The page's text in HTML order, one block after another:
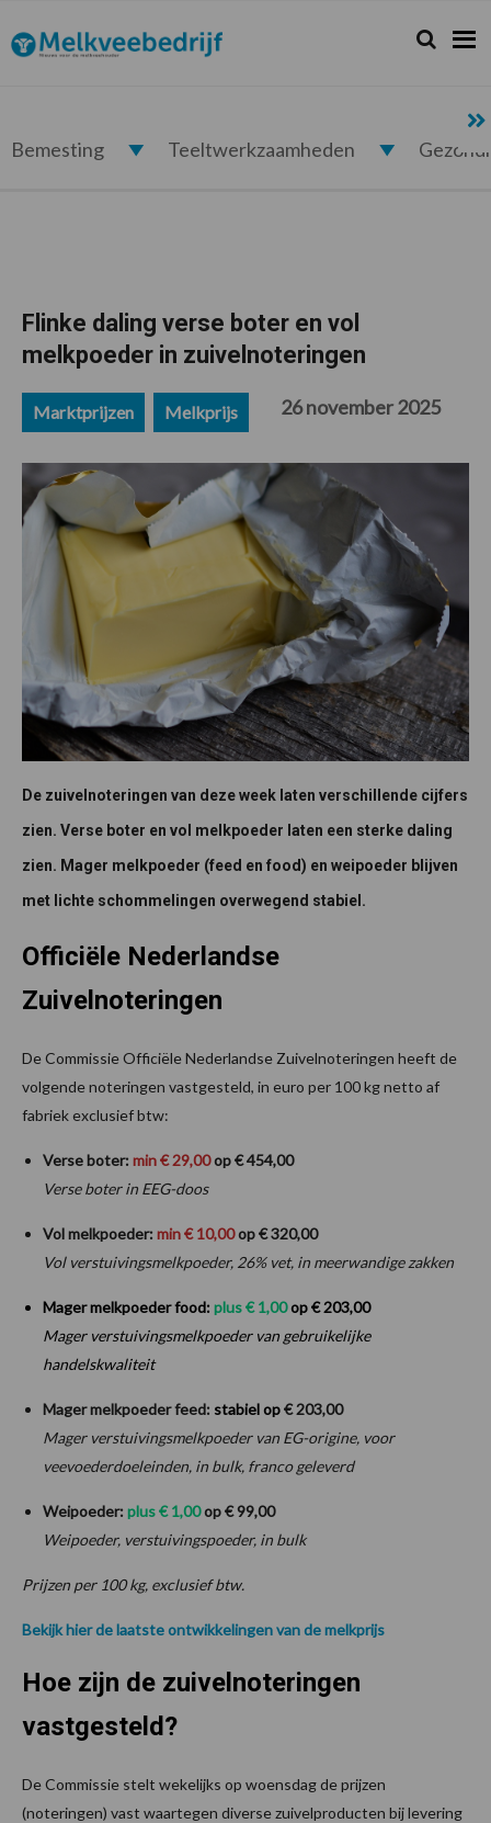
de
hoofdnavigatie
de
hoofd
de
eerste
de
voettekst
Melkveebedrijf.nl Zoeken...
Zoek
Bemesting Teeltwerkzaamheden
Flinke daling verse boter en vol
melkpoeder in zuivelnoteringen
Marktprijzen Melkprijs 26 november 2025
De zuivelnoteringen van deze week laten verschillende cijfers
zien. Verse boter en vol melkpoeder laten een sterke daling
zien. Mager melkpoeder (feed en food) en weipoeder blijven
met lichte schommelingen overwegend stabiel.
Officiële Nederlandse
Zuivelnoteringen
De Commissie Officiële Nederlandse Zuivelnoteringen heeft de
volgende noteringen vastgesteld, in euro per 100 kg netto af
fabriek exclusief btw:
Verse boter: min € 29,00op € 454,00
Verse boter in EEG-doos
Vol melkpoeder: min € 10,00op € 320,00
Vol verstuivingsmelkpoeder, 26% vet, in meerwandige zakken
Mager melkpoeder food: plus€ 1,00op € 203,00
Mager verstuivingsmelkpoeder van gebruikelijke
handelskwaliteit
Mager melkpoeder feed: stabiel op€ 203,00
Mager verstuivingsmelkpoeder van EG-origine, voor
veevoederdoeleinden, in bulk, franco geleverd
Weipoeder: plus€ 1,00op € 99,00
Weipoeder, verstuivingspoeder, in bulk
Prijzen per 100 kg, exclusief btw.
Bekijk hier de laatste ontwikkelingen van de melkprijs
Hoe zijn de zuivelnoteringen
vastgesteld?
De Commissie stelt wekelijks op woensdag de prijzen
(noteringen) vast waartegen diverse zuivelproducten bij levering